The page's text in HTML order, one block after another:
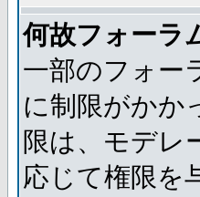
何故フォーラ
一部のフォー
に制限がかか
限は、モデレ
応じて権限を